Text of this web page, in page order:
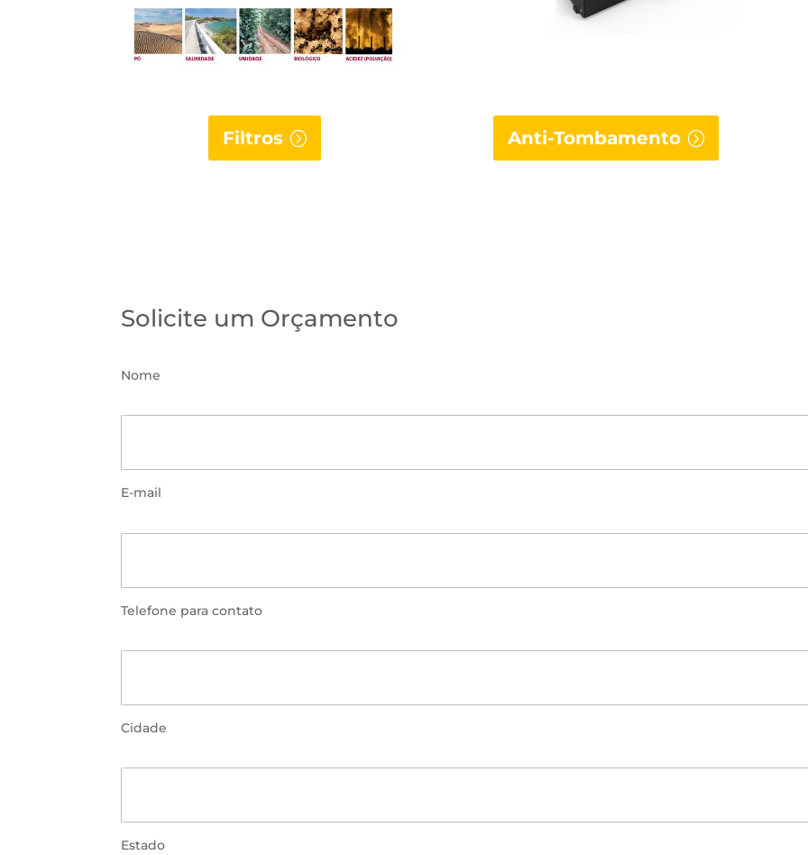
Filtros Anti-Tombamento
Solicite um Orçamento
Nome
E-mail
Telefone para contato
Cidade
Estado